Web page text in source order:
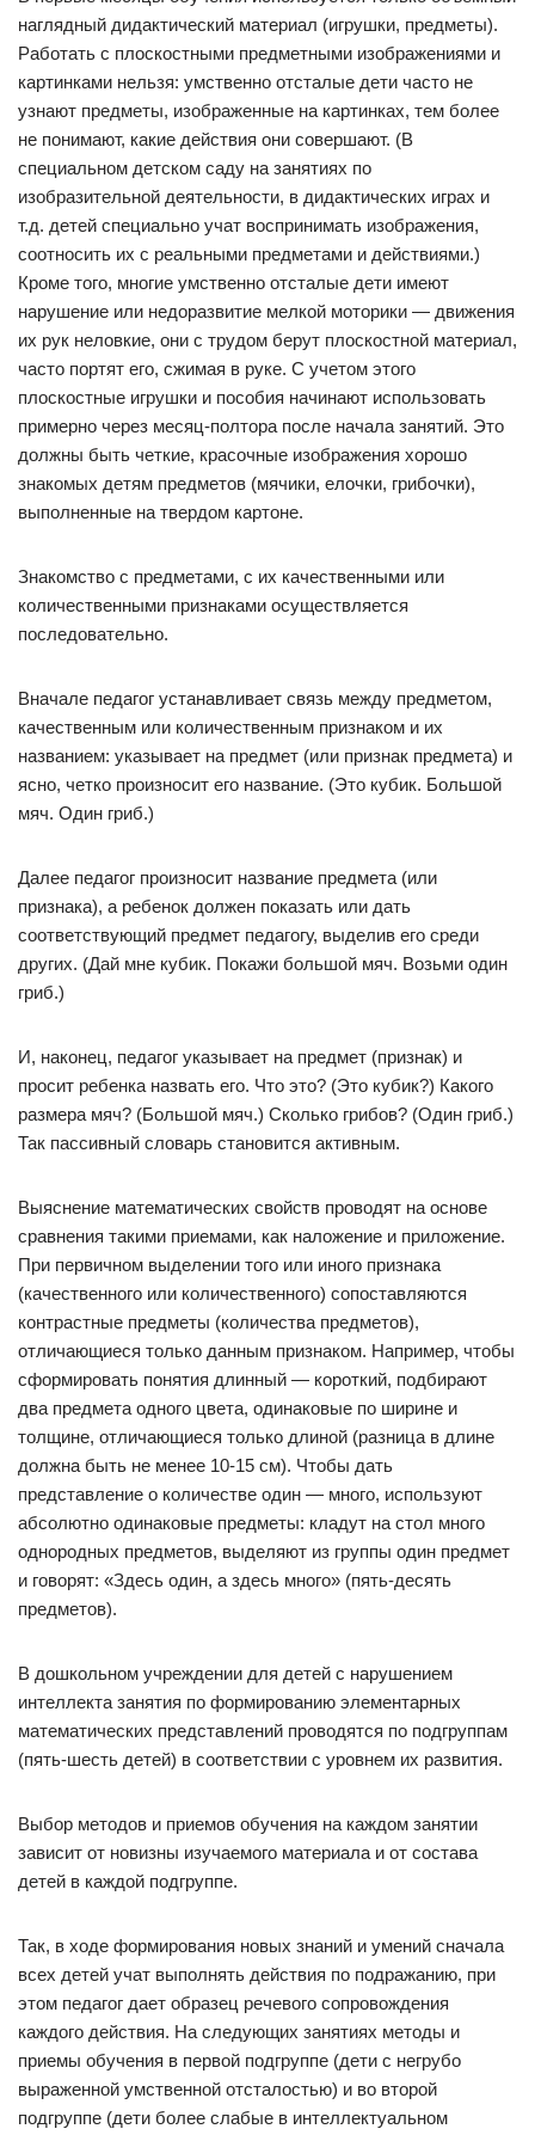
наглядный дидактический материал (игрушки, предметы).
Работать с плоскостными предметными изображениями и
картинками нельзя: умственно отсталые дети часто не
узнают предметы, изображенные на картинках, тем более
не понимают, какие действия они совершают. (В
специальном детском саду на занятиях по
изобразительной деятельности, в дидактических играх и
т.д. детей специально учат воспринимать изображения,
соотносить их с реальными предметами и действиями.)
Кроме того, многие умственно отсталые дети имеют
нарушение или недоразвитие мелкой моторики — движения
их рук неловкие, они с трудом берут плоскостной материал,
часто портят его, сжимая в руке. С учетом этого
плоскостные игрушки и пособия начинают использовать
примерно через месяц-полтора после начала занятий. Это
должны быть четкие, красочные изображения хорошо
знакомых детям предметов (мячики, елочки, грибочки),
выполненные на твердом картоне.
Знакомство с предметами, с их качественными или
количественными признаками осуществляется
последовательно.
Вначале педагог устанавливает связь между предметом,
качественным или количественным признаком и их
названием: указывает на предмет (или признак предмета) и
ясно, четко произносит его название. (Это кубик. Большой
мяч. Один гриб.)
Далее педагог произносит название предмета (или
признака), а ребенок должен показать или дать
соответствующий предмет педагогу, выделив его среди
других. (Дай мне кубик. Покажи большой мяч. Возьми один
гриб.)
И, наконец, педагог указывает на предмет (признак) и
просит ребенка назвать его. Что это? (Это кубик?) Какого
размера мяч? (Большой мяч.) Сколько грибов? (Один гриб.)
Так пассивный словарь становится активным.
Выяснение математических свойств проводят на основе
сравнения такими приемами, как наложение и приложение.
При первичном выделении того или иного признака
(качественного или количественного) сопоставляются
контрастные предметы (количества предметов),
отличающиеся только данным признаком. Например, чтобы
сформировать понятия длинный — короткий, подбирают
два предмета одного цвета, одинаковые по ширине и
толщине, отличающиеся только длиной (разница в длине
должна быть не менее 10-15 см). Чтобы дать
представление о количестве один — много, используют
абсолютно одинаковые предметы: кладут на стол много
однородных предметов, выделяют из группы один предмет
и говорят: «Здесь один, а здесь много» (пять-десять
предметов).
В дошкольном учреждении для детей с нарушением
интеллекта занятия по формированию элементарных
математических представлений проводятся по подгруппам
(пять-шесть детей) в соответствии с уровнем их развития.
Выбор методов и приемов обучения на каждом занятии
зависит от новизны изучаемого материала и от состава
детей в каждой подгруппе.
Так, в ходе формирования новых знаний и умений сначала
всех детей учат выполнять действия по подражанию, при
этом педагог дает образец речевого сопровождения
каждого действия. На следующих занятиях методы и
приемы обучения в первой подгруппе (дети с негрубо
выраженной умственной отсталостью) и во второй
подгруппе (дети более слабые в интеллектуальном